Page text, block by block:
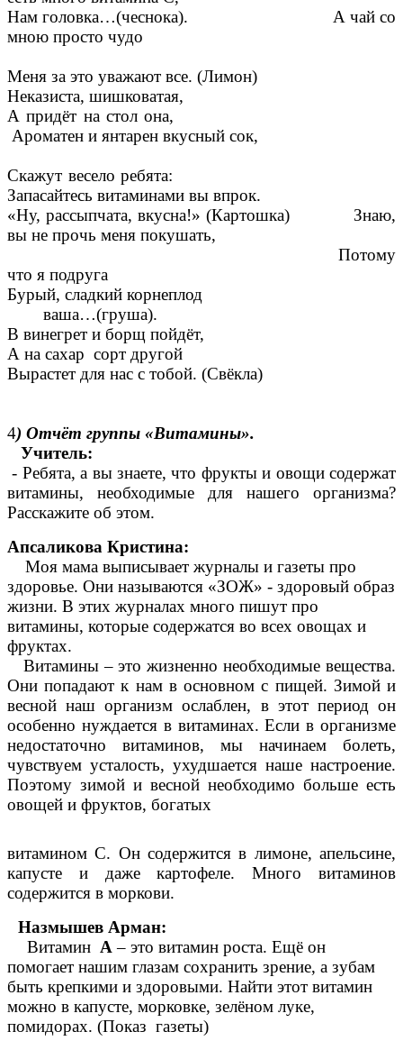
Нам головка…(чеснока). А чай со
мною просто чудо
Меня за это уважают все. (Лимон)
Неказиста, шишковатая,
А придёт на стол она,
Ароматен и янтарен вкусный сок,
Скажут весело ребята:
Запасайтесь витаминами вы впрок.
«Ну, рассыпчата, вкусна!» (Картошка) Знаю,
вы не прочь меня покушать,
Потому
что я подруга
Бурый, сладкий корнеплод
ваша…(груша).
В винегрет и борщ пойдёт,
А на сахар сорт другой
Вырастет для нас с тобой. (Свёкла)
4) Отчёт группы «Витамины».
Учитель:
- Ребята, а вы знаете, что фрукты и овощи содержат
витамины, необходимые для нашего организма?
Расскажите об этом.
Апсаликова Кристина:
Моя мама выписывает журналы и газеты про
здоровье. Они называются «ЗОЖ» - здоровый образ
жизни. В этих журналах много пишут про
витамины, которые содержатся во всех овощах и
фруктах.
Витамины – это жизненно необходимые вещества.
Они попадают к нам в основном с пищей. Зимой и
весной наш организм ослаблен, в этот период он
особенно нуждается в витаминах. Если в организме
недостаточно витаминов, мы начинаем болеть,
чувствуем усталость, ухудшается наше настроение.
Поэтому зимой и весной необходимо больше есть
овощей и фруктов, богатых
витамином С. Он содержится в лимоне, апельсине,
капусте и даже картофеле. Много витаминов
содержится в моркови.
Назмышев Арман:
Витамин А – это витамин роста. Ещё он
помогает нашим глазам сохранить зрение, а зубам
быть крепкими и здоровыми. Найти этот витамин
можно в капусте, морковке, зелёном луке,
помидорах. (Показ газеты)